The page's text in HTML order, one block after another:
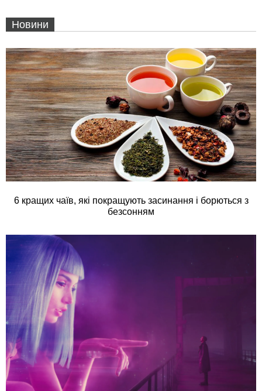
Новини
6 кращих чаїв, які покращують засинання і борються з
безсонням